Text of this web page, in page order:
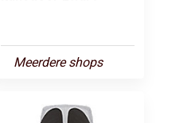
Meerdere shops